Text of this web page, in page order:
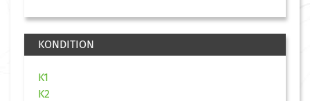
KONDITION
K1
K2